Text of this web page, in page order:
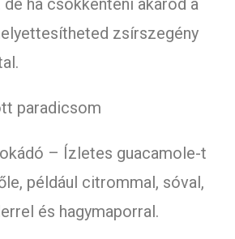
de ha csökkenteni akarod a
zsírszegény
paradicsom
– Ízletes guacamole-t
például citrommal, sóval,
és hagymaporral.